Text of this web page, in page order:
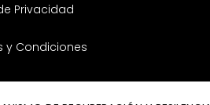
Privacidad
y Condiciones